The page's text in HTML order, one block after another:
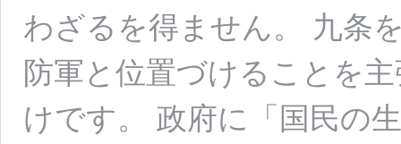
わざるを得ません。 九条
防軍と位置づけることを
けです。 政府に「国民の